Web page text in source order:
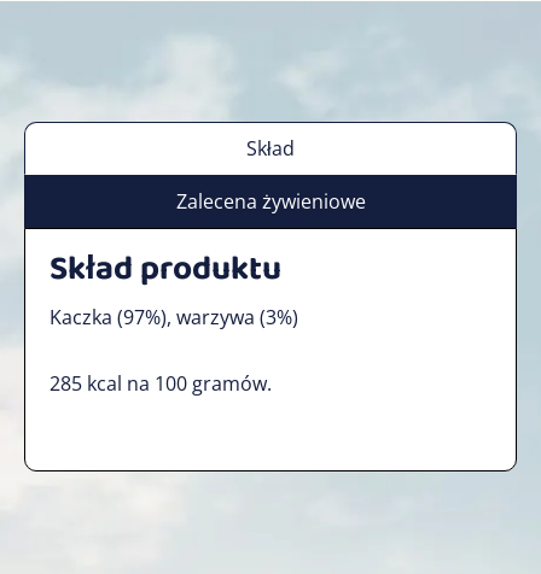
Skład
Zalecena żywieniowe
Skład produktu
Kaczka (97%), warzywa (3%)
285 kcal na 100 gramów.